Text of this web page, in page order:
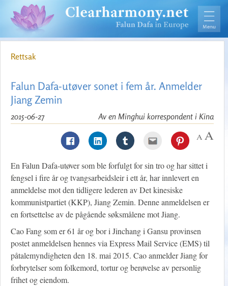
Rettsak
Falun Dafa-utøver sonet i fem år. Anmelder
Jiang Zemin
Av en Minghui korrespondent i Kina
2015-06-27
En Falun Dafa-utøver som ble forfulgt for sin tro og har sittet i
fengsel i fire år og tvangsarbeidsleir i ett år, har innlevert en
anmeldelse mot den tidligere lederen av Det kinesiske
kommunistpartiet (KKP), Jiang Zemin. Denne anmeldelsen er
en fortsettelse av de pågående søksmålene mot Jiang.
Cao Fang som er 61 år og bor i Jinchang i Gansu provinsen
postet anmeldelsen hennes via Express Mail Service (EMS) til
påtalemyndigheten den 18. mai 2015. Cao anmelder Jiang for
forbrytelser som folkemord, tortur og berøvelse av personlig
frihet og eiendom.